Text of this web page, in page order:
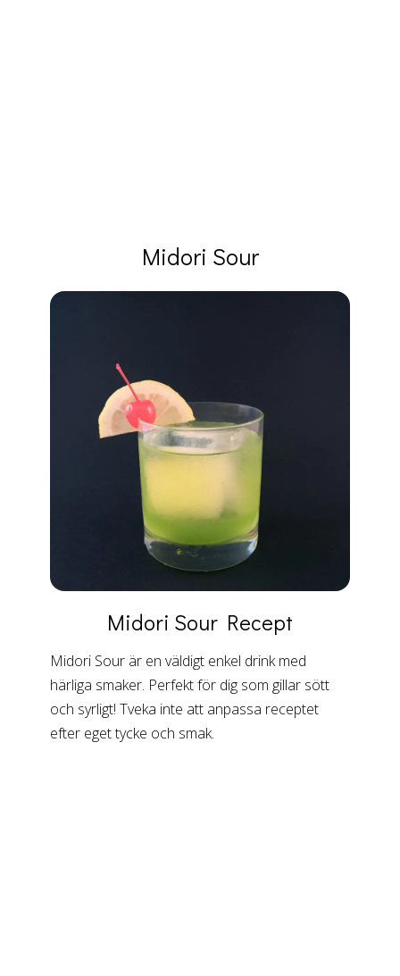
Midori Sour
Midori Sour Recept
Midori Sour är en väldigt enkel drink med
härliga smaker. Perfekt för dig som gillar sött
och syrligt! Tveka inte att anpassa receptet
efter eget tycke och smak.